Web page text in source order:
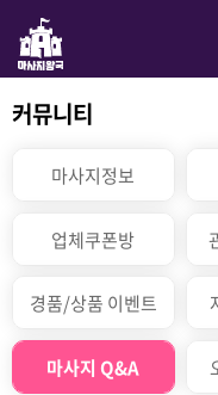
커뮤니티
마사지정보
업체쿠폰방
경품/상품 이벤트
마사지 Q&A